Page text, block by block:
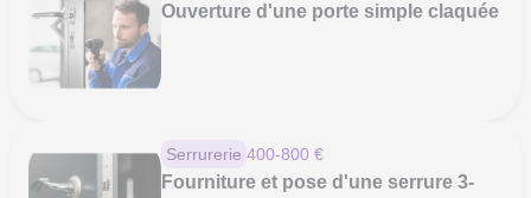
Ouverture d'une porte simple claquée
Serrurerie 400-800 €
Fourniture et pose d'une serrure 3-